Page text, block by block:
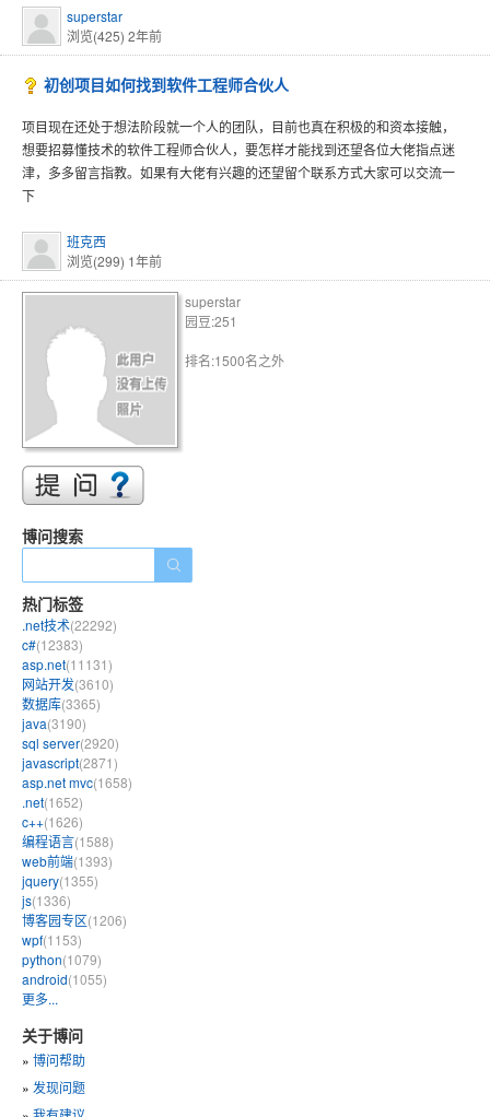
superstar
浏览(425) 2年前
初创项目如何找到软件工程师合伙人
项目现在还处于想法阶段就一个人的团队，目前也真在积极的和资本接触，
想要招募懂技术的软件工程师合伙人，要怎样才能找到还望各位大佬指点迷
津，多多留言指教。如果有大佬有兴趣的还望留个联系方式大家可以交流一
下
班克西
浏览(299) 1年前
superstar
园豆:251
排名:1500名之外
博问搜索
热门标签
.net技术(22292)
c#(12383)
asp.net(11131)
网站开发(3610)
数据库(3365)
java(3190)
sql server(2920)
javascript(2871)
asp.net mvc(1658)
.net(1652)
c++(1626)
编程语言(1588)
web前端(1393)
jquery(1355)
js(1336)
博客园专区(1206)
wpf(1153)
python(1079)
android(1055)
更多...
关于博问
» 博问帮助
» 发现问题